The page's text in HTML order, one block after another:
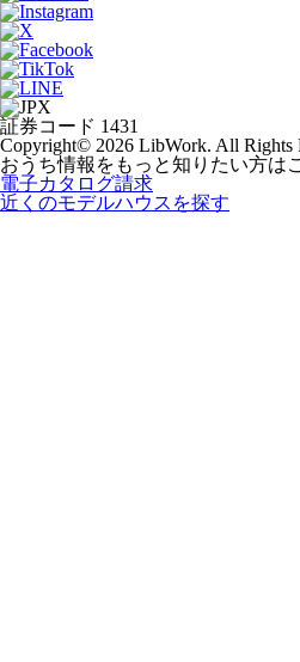
証券コード 1431
Copyright© 2026 LibWork. All Rights
おうち情報をもっと知りたい方は
電子カタログ請求
近くのモデルハウスを探す